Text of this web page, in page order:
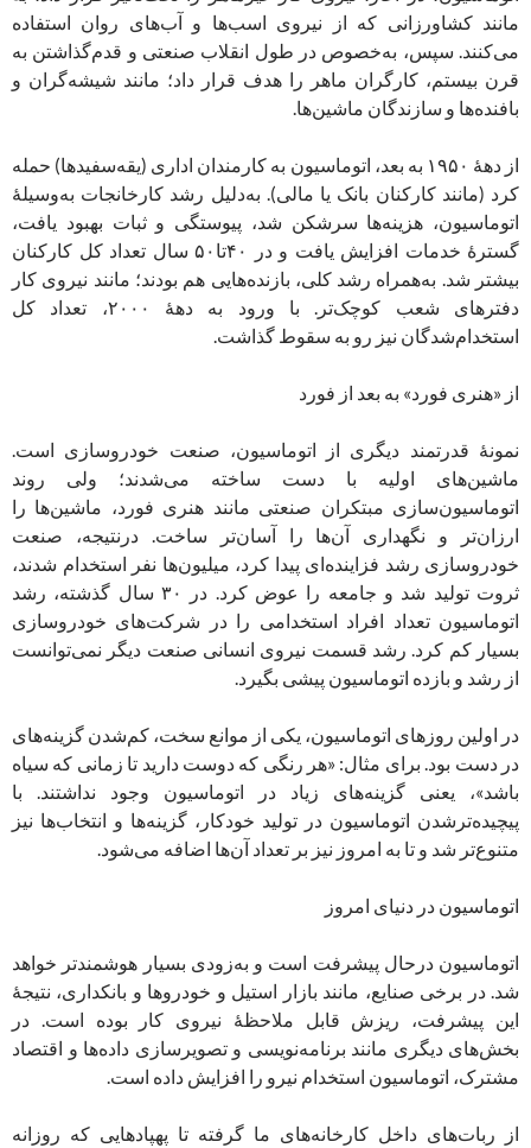
مانند کشاورزانی که از نیروی اسب‌ها و آب‌های روان استفاده
می‌کنند. سپس، به‌خصوص در طول انقلاب صنعتی و قدم‌گذاشتن به
قرن بیستم، کارگران ماهر را هدف قرار داد؛ مانند شیشه‌گران و
بافنده‌ها و سازندگان ماشین‌ها.
از دهۀ ۱۹۵۰ به بعد، اتوماسیون به کارمندان اداری (یقه‌سفید‌‎ها) حمله
کرد (مانند کارکنان بانک یا مالی). به‌دلیل رشد کارخانجات به‌وسیلۀ
اتوماسیون، هزینه‌ها سرشکن شد، پیوستگی و ثبات بهبود یافت،
گسترۀ خدمات افزایش یافت و در ۴۰‌تا‌۵۰ سال تعداد کل کارکنان
بیشتر شد. به‌همراه رشد کلی، بازنده‌هایی هم بودند؛ مانند نیروی کار
دفترهای شعب کوچک‌تر. با ورود به دهۀ ۲۰۰۰، تعداد کل
استخدام‌شدگان نیز رو به سقوط گذاشت.
از «هنری فورد» به بعد از فورد
نمونۀ قدرتمند دیگری از اتوماسیون، صنعت خودروسازی است.
ماشین‌های اولیه با دست ساخته می‌شدند؛ ولی روند
اتوماسیون‌سازی مبتکران صنعتی مانند هنری فورد، ماشین‌ها را
ارزان‌تر و نگهداری آن‌ها را آسان‌تر ساخت. درنتیجه، صنعت
خودروسازی رشد فزاینده‌ای پیدا کرد، میلیون‌ها نفر استخدام شدند،
ثروت تولید شد و جامعه را عوض کرد. در ۳۰ سال گذشته، رشد
اتوماسیون تعداد افراد استخدامی را در شرکت‌های خودروسازی
بسیار کم کرد. رشد قسمت نیروی انسانی صنعت دیگر نمی‌توانست
از رشد و بازده اتوماسیون پیشی بگیرد.
در اولین روزهای اتوماسیون، یکی از موانع سخت، کم‌شدن گزینه‌های
در دست بود. برای مثال: «هر رنگی که دوست دارید تا زمانی که سیاه
باشد»، یعنی گزینه‌های زیاد در اتوماسیون وجود نداشتند. با
پیچیده‌تر‌شدن اتوماسیون در تولید خودکار، گزینه‌ها و انتخاب‌ها نیز
متنوع‌تر شد و تا به امروز نیز بر تعداد آن‌ها اضافه می‌شود.
اتوماسیون در دنیای امروز
اتوماسیون درحال پیشرفت است و به‌زودی بسیار هوشمندتر خواهد
شد. در برخی صنایع، مانند بازار استیل و خودروها و بانکداری، نتیجۀ
این پیشرفت، ریزش قابل ملاحظۀ نیروی کار بوده است. در
بخش‌های دیگری مانند برنامه‌نویسی و تصویرسازی داده‌ها و اقتصاد
مشترک، اتوماسیون استخدام نیرو را افزایش داده است.
از ربات‌های داخل کارخانه‌های ما گرفته تا پهپادهایی که روزانه